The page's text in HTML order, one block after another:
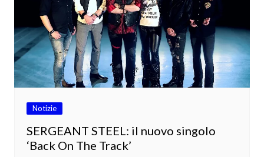
Notizie
SERGEANT STEEL: il nuovo singolo
‘Back On The Track’